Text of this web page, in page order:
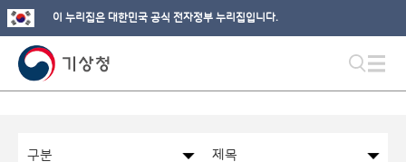
이 누리집은 대한민국 공식 전자정부 누리집입니다.